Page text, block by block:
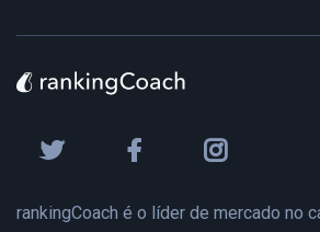
rankingCoach é o líder de mercado no